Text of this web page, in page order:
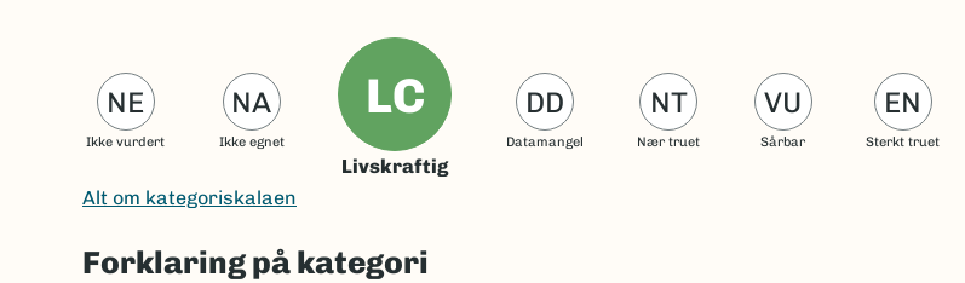
NE
Ikke vurdert
NA
Ikke egnet
LC
Livskraftig
DD
Datamangel
NT
Nær truet
VU
Sårbar
EN
Sterkt truet
Alt om kategoriskalaen
Forklaring på kategori